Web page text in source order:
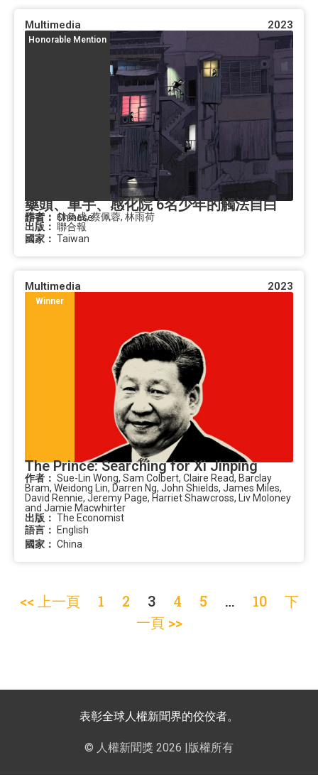
Multimedia 2023
Honorable Mention
藥頭、車手、感化院 6名少年的觸法自白
作者： 林奐成, 蔡佩蓉, 林雨荷
出版： 聯合報
語言： Chinese
國家： Taiwan
Multimedia 2023
Winner
The Prince: Searching for Xi Jinping
作者： Sue-Lin Wong, Sam Colbert, Claire Read, Barclay
Bram, Weidong Lin, Darren Ng, John Shields, James Miles,
David Rennie, Jeremy Page, Harriet Shawcross, Liv Moloney
and Jamie Macwhirter
出版： The Economist
語言：
English
國家： China
<< 上一頁 1 2 3 4 5 … 10
下
一頁 >>
表彰全球人權新聞界的佼佼者。
© 人權新聞獎 2026 |版權所有